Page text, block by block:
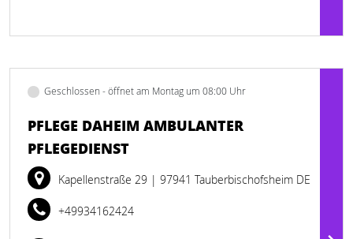
Geschlossen - öffnet am Montag um 08:00 Uhr
PFLEGE DAHEIM AMBULANTER
PFLEGEDIENST
Kapellenstraße 29 | 97941 Tauberbischofsheim DE
+49934162424